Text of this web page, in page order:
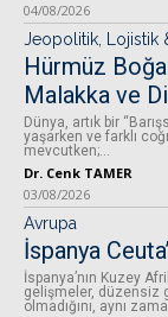
04/08/2026
Jeopolitik, Lojistik
Hürmüz
Malakka ve
Dünya, artık bir
yaşarken ve farklı
mevcutken;...
Dr. Cenk TAMER
03/08/2026
Avrupa
İspanya
İspanya’nın Kuzey
gelişmeler, düzensiz
olmadığını, aynı